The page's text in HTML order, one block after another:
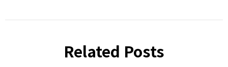
Related Posts